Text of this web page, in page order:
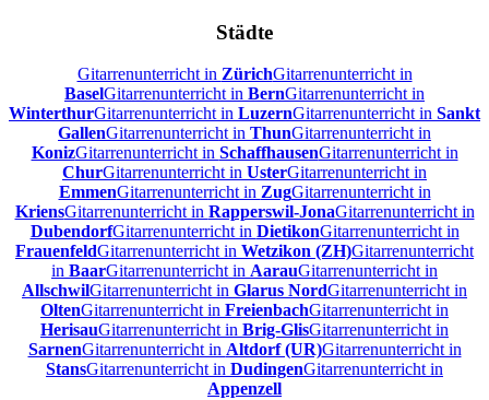
Städte
Gitarrenunterricht in ZürichGitarrenunterricht in
BaselGitarrenunterricht in BernGitarrenunterricht in
WinterthurGitarrenunterricht in LuzernGitarrenunterricht in Sankt
GallenGitarrenunterricht in ThunGitarrenunterricht in
KonizGitarrenunterricht in SchaffhausenGitarrenunterricht in
ChurGitarrenunterricht in UsterGitarrenunterricht in
EmmenGitarrenunterricht in ZugGitarrenunterricht in
KriensGitarrenunterricht in Rapperswil-JonaGitarrenunterricht in
DubendorfGitarrenunterricht in DietikonGitarrenunterricht in
FrauenfeldGitarrenunterricht in Wetzikon (ZH)Gitarrenunterricht
in BaarGitarrenunterricht in AarauGitarrenunterricht in
AllschwilGitarrenunterricht in Glarus NordGitarrenunterricht in
OltenGitarrenunterricht in FreienbachGitarrenunterricht in
HerisauGitarrenunterricht in Brig-GlisGitarrenunterricht in
SarnenGitarrenunterricht in Altdorf (UR)Gitarrenunterricht in
StansGitarrenunterricht in DudingenGitarrenunterricht in
Appenzell